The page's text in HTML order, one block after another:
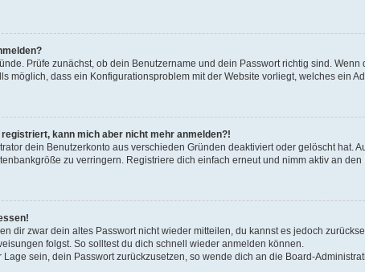
Prüfe zunächst, ob dein Benutzername und dein Passwort richtig sind.
möglich, dass ein Konfigurationsproblem mit der Website vorliegt, welches ein
kann mich aber nicht mehr anmelden?!
dein Benutzerkonto aus verschieden Gründen deaktiviert oder gelöscht
zu verringern. Registriere dich einfach erneut und nimm aktiv an
dir zwar dein altes Passwort nicht wieder mitteilen, du kannst es jedoch
folgst. So solltest du dich schnell wieder anmelden können.
Lage sein, dein Passwort zurückzusetzen, so wende dich an die Board-